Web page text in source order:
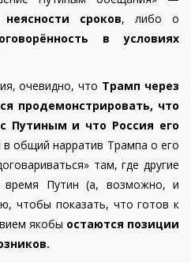
неясности сроков, либо о
в условиях
очевидно, что Трамп через
продемонстрировать, что
Путиным и что Россия его
в общий нарратив Трампа о его
там, где другие
Путин (а, возможно, и
чтобы показать, что готов к
якобы остаются позиции